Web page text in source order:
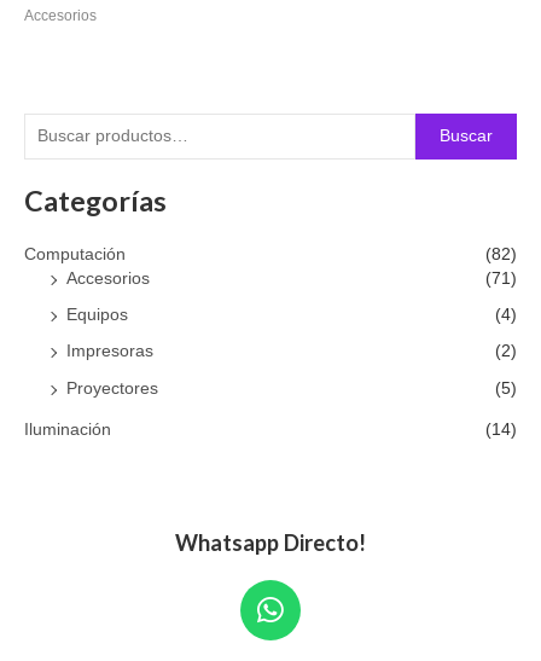
Buscar
Categorías
Computación
(82)
Accesorios
(71)
Equipos (4)
Impresoras (2)
Proyectores (5)
Iluminación (14)
Accesorios
Whatsapp Directo!
W
h